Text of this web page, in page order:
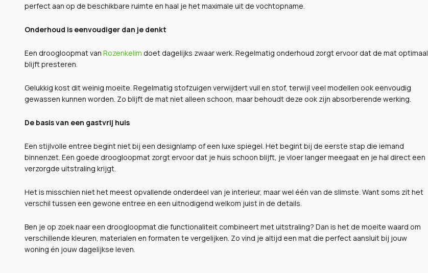
perfect aan op de beschikbare ruimte en haal je het maximale uit de vochtopname.
Onderhoud is eenvoudiger dan je denkt
Een droogloopmat van Rozenkelim doet dagelijks zwaar werk. Regelmatig onderhoud zorgt ervoor dat de mat optimaal
blijft presteren.
Gelukkig kost dit weinig moeite. Regelmatig stofzuigen verwijdert vuil en stof, terwijl veel modellen ook eenvoudig
gewassen kunnen worden. Zo blijft de mat niet alleen schoon, maar behoudt deze ook zijn absorberende werking.
De basis van een gastvrij huis
Een stijlvolle entree begint niet bij een designlamp of een luxe spiegel. Het begint bij de eerste stap die iemand
binnenzet. Een goede droogloopmat zorgt ervoor dat je huis schoon blijft, je vloer langer meegaat en je hal direct een
verzorgde uitstraling krijgt.
Het is misschien niet het meest opvallende onderdeel van je interieur, maar wel één van de slimste. Want soms zit het
verschil tussen een gewone entree en een uitnodigend welkom juist in de details.
Ben je op zoek naar een droogloopmat die functionaliteit combineert met uitstraling? Dan is het de moeite waard om
verschillende kleuren, materialen en formaten te vergelijken. Zo vind je altijd een mat die perfect aansluit bij jouw
woning én jouw dagelijkse leven.